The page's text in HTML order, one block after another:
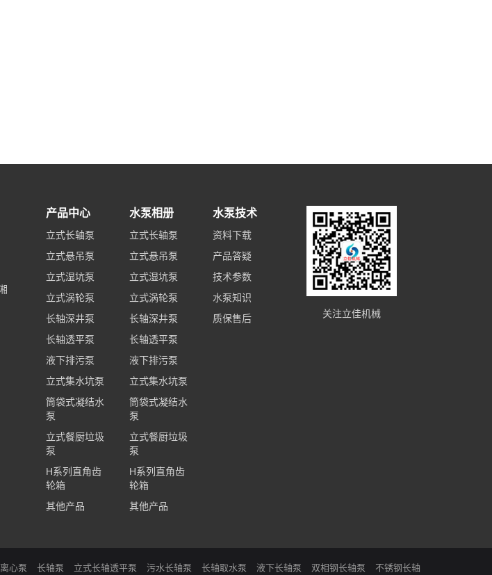
产品中心
立式长轴泵
立式悬吊泵
立式湿坑泵
立式涡轮泵
长轴深井泵
长轴透平泵
液下排污泵
立式集水坑泵
筒袋式凝结水
泵
立式餐厨垃圾
泵
H系列直角齿
轮箱
其他产品
水泵相册
立式长轴泵
立式悬吊泵
立式湿坑泵
立式涡轮泵
长轴深井泵
长轴透平泵
液下排污泵
立式集水坑泵
筒袋式凝结水
泵
立式餐厨垃圾
泵
H系列直角齿
轮箱
其他产品
水泵技术
资料下载
产品答疑
技术参数
水泵知识
质保售后
关注立佳机械
心泵 长轴泵 立式长轴透平泵 污水长轴泵 长轴取水泵 液下长轴泵 双相钢长轴泵 不锈钢长轴